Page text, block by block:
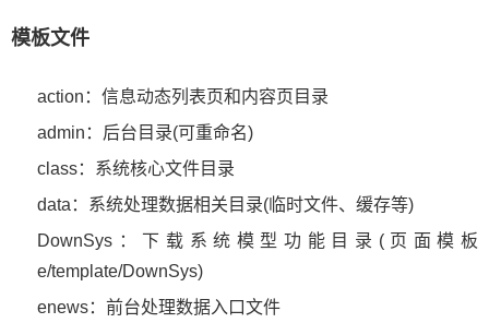
模板文件
action：信息动态列表页和内容页目录
admin：后台目录(可重命名)
class：系统核心文件目录
data：系统处理数据相关目录(临时文件、缓存等)
DownSys：下载系统模型功能目录(页面模板
e/template/DownSys)
enews：前台处理数据入口文件